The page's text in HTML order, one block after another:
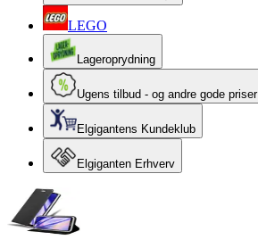
LEGO
Lageroprydning
Ugens tilbud - og andre gode priser
Elgigantens Kundeklub
Elgiganten Erhverv